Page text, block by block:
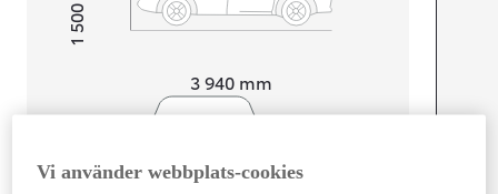
3 940 mm
Height1 500
Vi använder webbplats-cookies